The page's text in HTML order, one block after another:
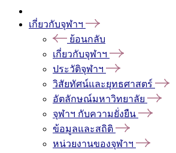
เกี่ยวกับจุฬาฯ
ย้อนกลับ
เกี่ยวกับจุฬาฯ
ประวัติจุฬาฯ
วิสัยทัศน์และยุทธศาสตร์
อัตลักษณ์มหาวิทยาลัย
จุฬาฯ กับความยั่งยืน
ข้อมูลและสถิติ
หน่วยงานของจุฬาฯ